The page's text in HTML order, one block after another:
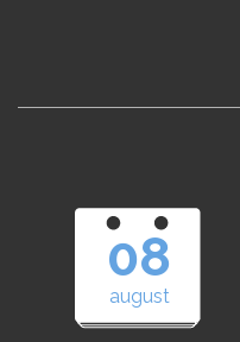
08
august